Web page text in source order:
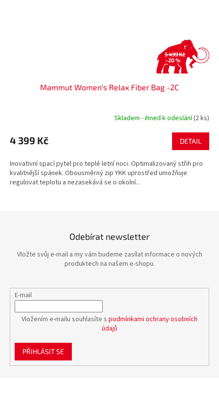
5 499 Kč
–20 %
Mammut Women's Relax Fiber Bag -2C
Skladem - ihned k odeslání(2 ks)
4 399 Kč DETAIL
Inovativní spací pytel pro teplé letní noci. Optimalizovaný střih pro
kvalitnější spánek. Obousměrný zip YKK uprostřed umožňuje
regulovat teplotu a nezasekává se o okolní...
Odebírat newsletter
Vložte svůj e-mail a my vám budeme zasílat informace o nových
produktech na našem e-shopu.
E-mail
Vložením e-mailu souhlasíte s podmínkami ochrany osobních
údajů
PŘIHLÁSIT SE